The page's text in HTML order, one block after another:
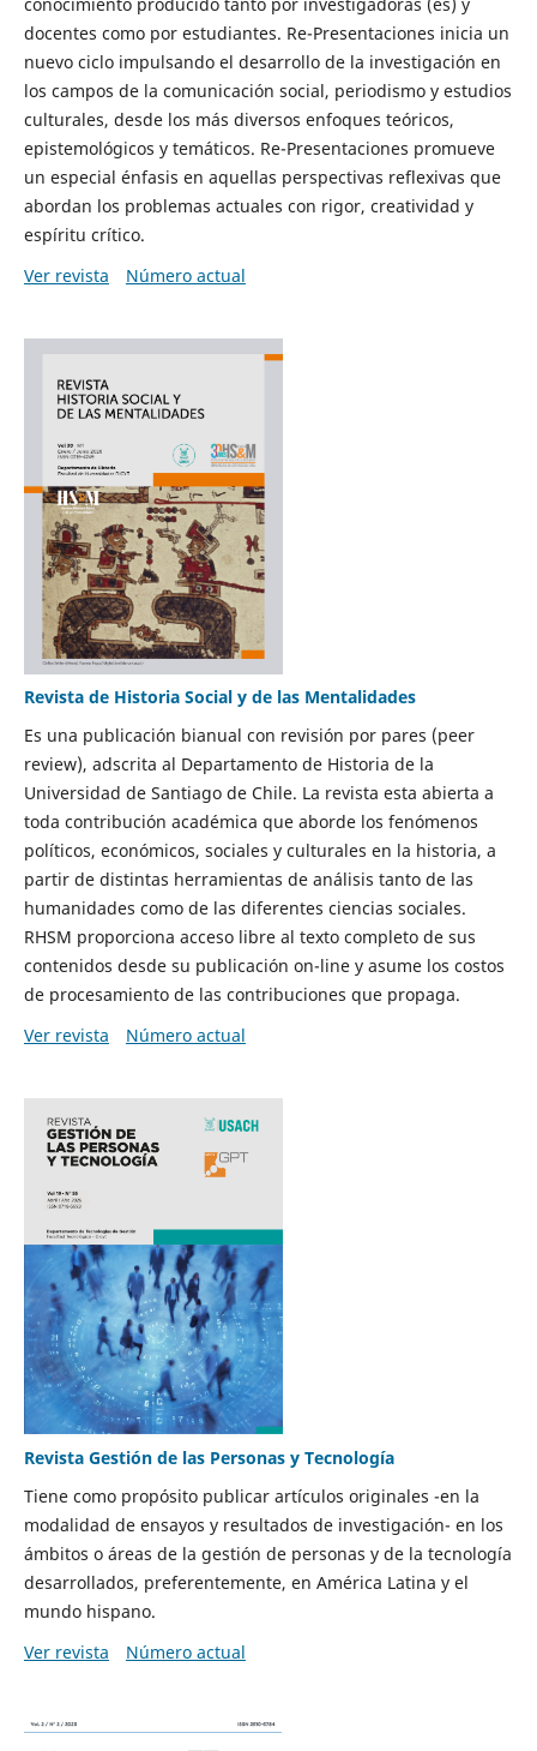
docentes como por estudiantes. Re-Presentaciones inicia un
nuevo ciclo impulsando el desarrollo de la investigación en
los campos de la comunicación social, periodismo y estudios
culturales, desde los más diversos enfoques teóricos,
epistemológicos y temáticos. Re-Presentaciones promueve
un especial énfasis en aquellas perspectivas reflexivas que
abordan los problemas actuales con rigor, creatividad y
espíritu crítico.
Ver revista
Número actual
Revista de Historia Social y de las Mentalidades
Es una publicación bianual con revisión por pares (peer
review), adscrita al Departamento de Historia de la
Universidad de Santiago de Chile. La revista esta abierta a
toda contribución académica que aborde los fenómenos
políticos, económicos, sociales y culturales en la historia, a
partir de distintas herramientas de análisis tanto de las
humanidades como de las diferentes ciencias sociales.
RHSM proporciona acceso libre al texto completo de sus
contenidos desde su publicación on-line y asume los costos
de procesamiento de las contribuciones que propaga.
Ver revista
Número actual
Revista Gestión de las Personas y Tecnología
Tiene como propósito publicar artículos originales -en la
modalidad de ensayos y resultados de investigación- en los
ámbitos o áreas de la gestión de personas y de la tecnología
desarrollados, preferentemente, en América Latina y el
mundo hispano.
Ver revista
Número actual